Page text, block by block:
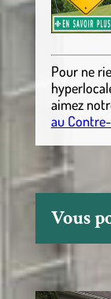
Pour ne
aimez
au
Vous